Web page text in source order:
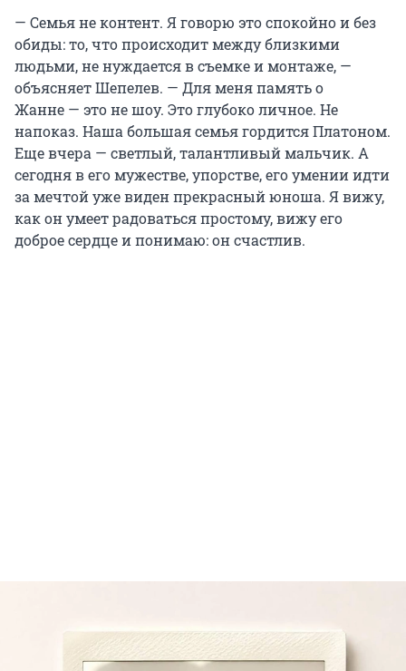
— Семья не контент. Я говорю это спокойно и без
обиды: то, что происходит между близкими
людьми, не нуждается в съемке и монтаже, —
объясняет Шепелев. — Для меня память о
Жанне — это не шоу. Это глубоко личное. Не
напоказ. Наша большая семья гордится Платоном.
Еще вчера — светлый, талантливый мальчик. А
сегодня в его мужестве, упорстве, его умении идти
за мечтой уже виден прекрасный юноша. Я вижу,
как он умеет радоваться простому, вижу его
доброе сердце и понимаю: он счастлив.